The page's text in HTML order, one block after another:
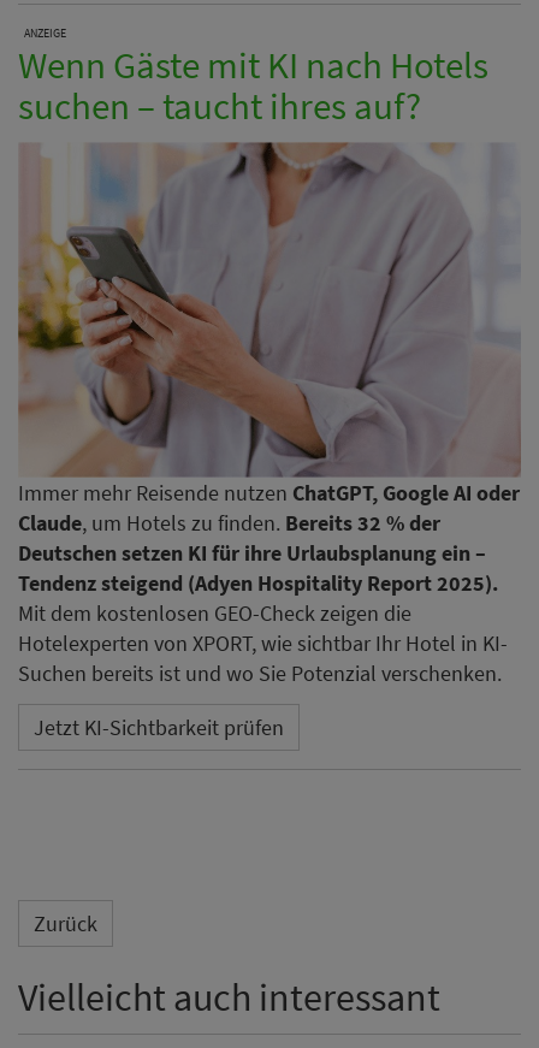
ANZEIGE
Wenn Gäste mit KI nach Hotels
suchen – taucht ihres auf?
Immer mehr Reisende nutzen ChatGPT, Google AI oder
Claude, um Hotels zu finden. Bereits 32 % der
Deutschen setzen KI für ihre Urlaubsplanung ein –
Tendenz steigend (Adyen Hospitality Report 2025).
Mit dem kostenlosen GEO-Check zeigen die
Hotelexperten von XPORT, wie sichtbar Ihr Hotel in KI-
Suchen bereits ist und wo Sie Potenzial verschenken.
Jetzt KI-Sichtbarkeit prüfen
Zurück
Vielleicht auch interessant